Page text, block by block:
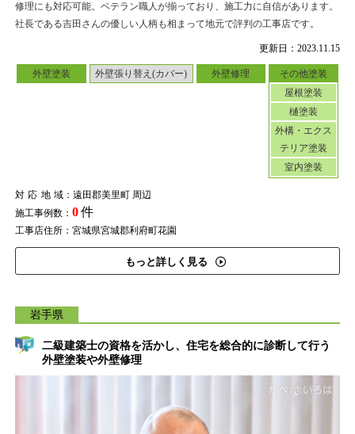
更新日：2023.11.15
外壁塗装 外壁張り替え(カバー) 外壁修理
その他塗装
屋根塗装
樋塗装
外構・エクス
テリア塗装
室内塗装
対応地域：遠田郡美里町 周辺
施工事例数： 0件
工事店住所：宮城県宮城郡利府町花園
もっと詳しく見る
修理にも対応可能。ベテラン職人が揃っており、施工力に自信があります。
社長である吉田さんの優しい人柄も相まって地元で評判の工事店です。
岩手県
二級建築士の資格を活かし、住宅を総合的に診断して行う
外壁塗装や外壁修理